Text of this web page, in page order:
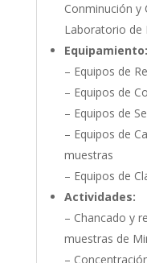
Conminución y
Laboratorio de
Equipamiento:
– Equipos de
– Equipos de
– Equipos de
– Equipos de
muestras
– Equipos de
Actividades:
– Chancado y
muestras de
–